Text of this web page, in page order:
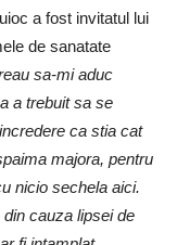
a fost invitatul lui
de sanatate
sa-mi aduc
a trebuit sa se
ca stia cat
majora, pentru
nicio sechela aici.
cauza lipsei de